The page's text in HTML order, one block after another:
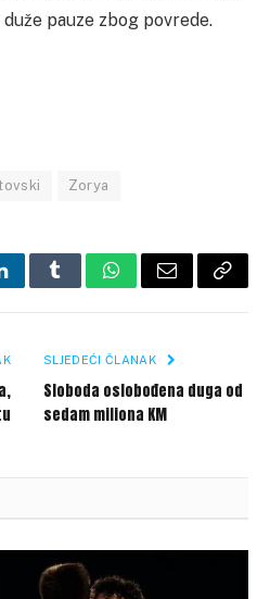
pauze zbog povrede.
Zorya
TumblrWhatsApp
Email Copy
SLJEDEĆI ČLANAK
Sloboda oslobođena duga od
sedam miliona KM